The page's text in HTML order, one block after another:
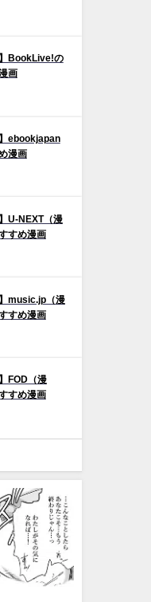
】BookLive!の
画
ebookjapan
漫画
U-NEXT（漫
すめ漫画
music.jp（漫
すめ漫画
FOD（漫
すめ漫画